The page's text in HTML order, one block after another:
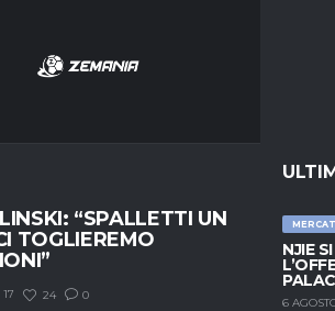
NJIE
6
“SPALLETTI UN
TOGLIEREMO
17 24 0